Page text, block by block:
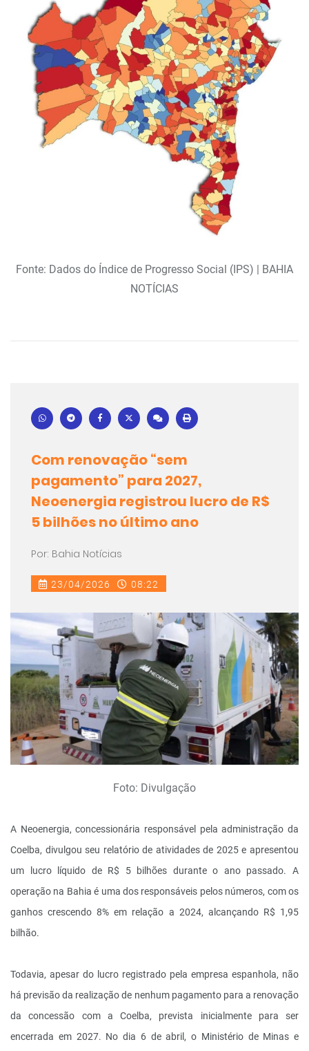
Fonte: Dados do Índice de Progresso Social (IPS) | BAHIA
NOTÍCIAS
Com renovação “sem
pagamento” para 2027,
Neoenergia registrou lucro de R$
5 bilhões no último ano
Por: Bahia Notícias
23/04/2026 08:22
Foto: Divulgação
A Neoenergia, concessionária responsável pela administração da
Coelba, divulgou seu relatório de atividades de 2025 e apresentou
um lucro líquido de R$ 5 bilhões durante o ano passado. A
operação na Bahia é uma dos responsáveis pelos números, com os
ganhos crescendo 8% em relação a 2024, alcançando R$ 1,95
bilhão.
Todavia, apesar do lucro registrado pela empresa espanhola, não
há previsão da realização de nenhum pagamento para a renovação
da concessão com a Coelba, prevista inicialmente para ser
encerrada em 2027. No dia 6 de abril, o Ministério de Minas e